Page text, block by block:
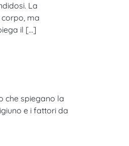
La
ma
il […]
che spiegano la
e i fattori da